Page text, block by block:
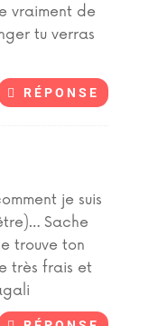
vraiment de
tu verras
RÉPONSE
je suis
Sache
trouve ton
très frais et